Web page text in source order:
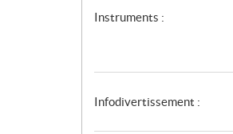
Instruments :
Infodivertissement :